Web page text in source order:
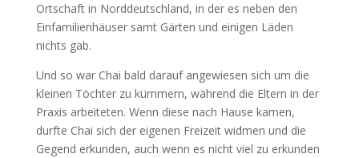
Ortschaft in Norddeutschland, in der es neben den
Einfamilienhäuser samt Gärten und einigen Läden
nichts gab.
Und so war Chai bald darauf angewiesen sich um die
kleinen Töchter zu kümmern, während die Eltern in der
Praxis arbeiteten. Wenn diese nach Hause kamen,
durfte Chai sich der eigenen Freizeit widmen und die
Gegend erkunden, auch wenn es nicht viel zu erkunden